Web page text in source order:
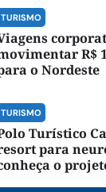
TURISMO
R$
o Nordeste
TURISMO
Turístico
para
o